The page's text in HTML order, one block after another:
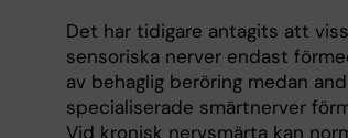
Det har tidigare antagits att
sensoriska nerver endast
av behaglig beröring medan
specialiserade smärtnerver
Vid kronisk nervsmärta kan